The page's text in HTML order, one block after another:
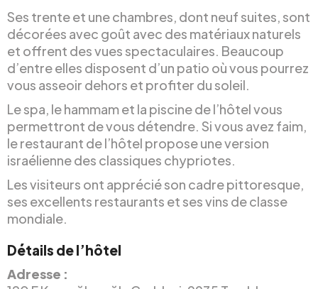
Ses trente et une chambres, dont neuf suites, sont
décorées avec goût avec des matériaux naturels
et offrent des vues spectaculaires. Beaucoup
d’entre elles disposent d’un patio où vous pourrez
vous asseoir dehors et profiter du soleil.
Le spa, le hammam et la piscine de l’hôtel vous
permettront de vous détendre. Si vous avez faim,
le restaurant de l’hôtel propose une version
israélienne des classiques chypriotes.
Les visiteurs ont apprécié son cadre pittoresque,
ses excellents restaurants et ses vins de classe
mondiale.
Détails de l’hôtel
Adresse :